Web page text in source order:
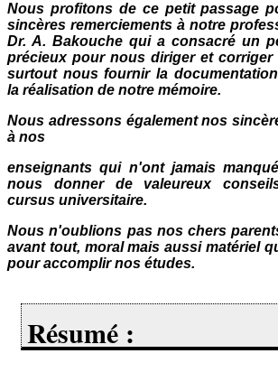
Nous profitons de ce petit passage
sincères remerciements à notre
Dr. A. Bakouche qui a consacré un
précieux pour nous diriger et corriger
surtout nous fournir la
la réalisation de notre mémoire.
Nous adressons également nos
à nos
enseignants qui n'ont jamais
nous donner de valeureux
cursus universitaire.
Nous n'oublions pas nos chers
avant tout, moral mais aussi matériel
pour accomplir nos études.
Résumé :